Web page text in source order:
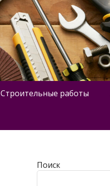
Строительные работы
Поиск